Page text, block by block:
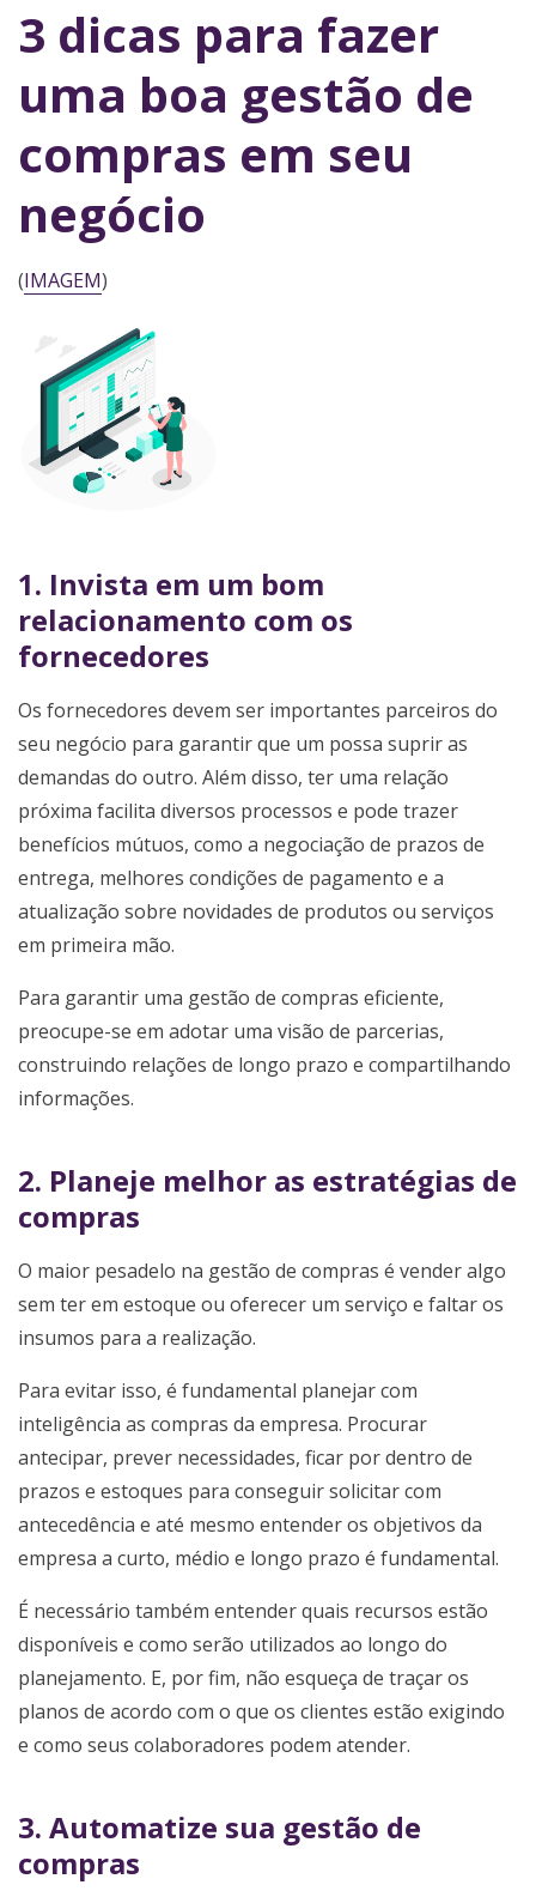
3 dicas para fazer
uma boa gestão de
compras em seu
negócio
(IMAGEM)
1. Invista em um bom
relacionamento com os
fornecedores
Os fornecedores devem ser importantes parceiros do
seu negócio para garantir que um possa suprir as
demandas do outro. Além disso, ter uma relação
próxima facilita diversos processos e pode trazer
benefícios mútuos, como a negociação de prazos de
entrega, melhores condições de pagamento e a
atualização sobre novidades de produtos ou serviços
em primeira mão.
Para garantir uma gestão de compras eficiente,
preocupe-se em adotar uma visão de parcerias,
construindo relações de longo prazo e compartilhando
informações.
2. Planeje melhor as estratégias de
compras
O maior pesadelo na gestão de compras é vender algo
sem ter em estoque ou oferecer um serviço e faltar os
insumos para a realização.
Para evitar isso, é fundamental planejar com
inteligência as compras da empresa. Procurar
antecipar, prever necessidades, ficar por dentro de
prazos e estoques para conseguir solicitar com
antecedência e até mesmo entender os objetivos da
empresa a curto, médio e longo prazo é fundamental.
É necessário também entender quais recursos estão
disponíveis e como serão utilizados ao longo do
planejamento. E, por fim, não esqueça de traçar os
planos de acordo com o que os clientes estão exigindo
e como seus colaboradores podem atender.
3. Automatize sua gestão de
compras